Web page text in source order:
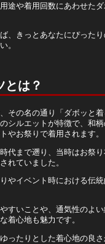
途や着用回数にあわせた
、きっとあなたにぴった
。
とは？
その名の通り「ダボッと
シルエットが特徴で、和
やお祭りで着用されます。
代まで遡り、当時はお祭
れていました。
やイベント時における伝
すいことや、通気性のよ
着心地も魅力です。
ったりとした着心地の良